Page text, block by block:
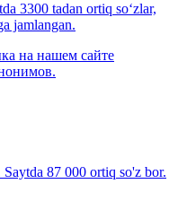
3300 tadan ortiq so‘zlar,
jamlangan.
на нашем сайте
87 000 ortiq so'z bor.